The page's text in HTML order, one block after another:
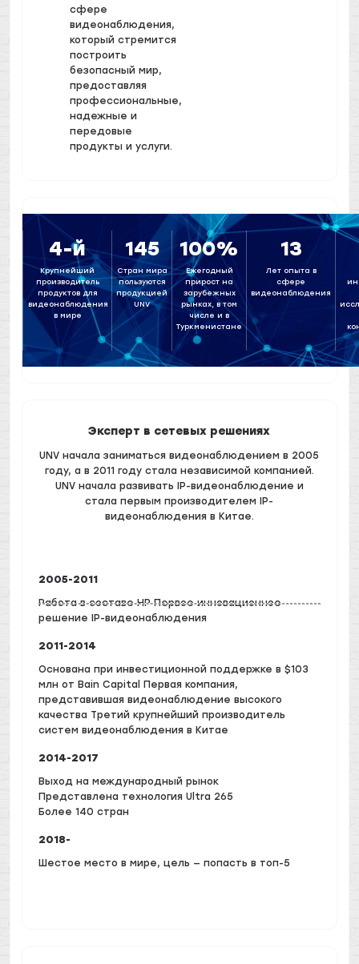
сфере
видеонаблюдения,
который стремится
построить
безопасный мир,
предоставляя
профессиональные,
надежные и
передовые
продукты и услуги.
4-й
Крупнейший
производитель
продуктов для
видеонаблюдения
в мире
145
Стран мира
пользуются
продукцией
UNV
100%
Ежегодный
прирост на
зарубежных
рынках, в том
числе и в
Туркменистане
13
Лет опыта в
сфере
видеонаблюдения
Эксперт в сетевых решениях
UNV начала заниматься видеонаблюдением в 2005
году, а в 2011 году стала независимой компанией.
UNV начала развивать IP-видеонаблюдение и
стала первым производителем IP-
видеонаблюдения в Китае.
2005-2011
Работа в составе HP Первое инновационное
решение IP-видеонаблюдения
2011-2014
Основана при инвестиционной поддержке в $103
млн от Bain Capital Первая компания,
представившая видеонаблюдение высокого
качества Третий крупнейший производитель
систем видеонаблюдения в Китае
2014-2017
Выход на международный рынок
Представлена технология Ultra 265
Более 140 стран
2018-
Шестое место в мире, цель — попасть в топ-5